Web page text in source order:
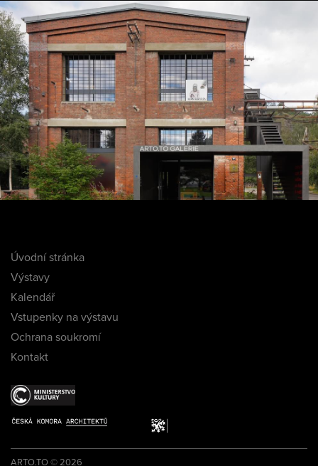
Úvodní stránka
Výstavy
Kalendář
Vstupenky na výstavu
Ochrana soukromí
Kontakt
ARTO.TO © 2026